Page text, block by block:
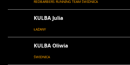
REDBARBERS RUNNING TEAM ŚWIDNICA
KULBA Julia
ŁAŻANY
KULBA Oliwia
ŚWIDNICA